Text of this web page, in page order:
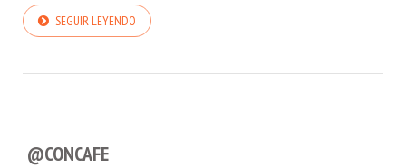
SEGUIR LEYENDO
@CONCAFE